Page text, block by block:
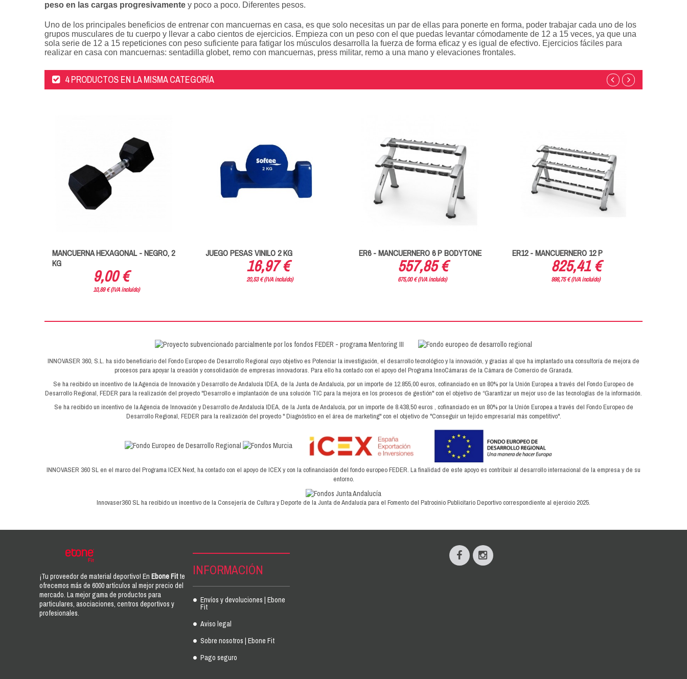
peso en las cargas progresivamente y poco a poco. Diferentes pesos.
Uno de los principales beneficios de entrenar con mancuernas en casa, es que solo necesitas un par de ellas para ponerte en forma, poder trabajar cada uno de los
grupos musculares de tu cuerpo y llevar a cabo cientos de ejercicios. Empieza con un peso con el que puedas levantar cómodamente de 12 a 15 veces, ya que una
sola serie de 12 a 15 repeticiones con peso suficiente para fatigar los músculos desarrolla la fuerza de forma eficaz y es igual de efectivo. Ejercicios fáciles para
realizar en casa con mancuernas: sentadilla globet, remo con mancuernas, press militar, remo a una mano y elevaciones frontales.
4 PRODUCTOS EN LA MISMA CATEGORÍA
MANCUERNA HEXAGONAL - NEGRO, 2
KG
9,00 €
10,89 € (IVA incluido)
JUEGO PESAS VINILO 2 KG
16,97 €
20,53 € (IVA incluido)
ER6 - MANCUERNERO 6 P BODYTONE
557,85 €
675,00 € (IVA incluido)
ER12 - MANCUERNERO 12 P
825,41 €
998,75 € (IVA incluido)
INNOVASER 360, S.L. ha sido beneficiario del Fondo Europeo de Desarrollo Regional cuyo objetivo es Potenciar la investigación, el desarrollo tecnológico y la innovación, y gracias al que ha implantado una consultoría de mejora de
procesos para apoyar la creación y consolidación de empresas innovadoras. Para ello ha contado con el apoyo del Programa InnoCámaras de la Cámara de Comercio de Granada.
Se ha recibido un incentivo de la Agencia de Innovación y Desarrollo de Andalucía IDEA, de la Junta de Andalucía, por un importe de 12.855,00 euros, cofinanciado en un 80% por la Unión Europea a través del Fondo Europeo de
Desarrollo Regional, FEDER para la realización del proyecto "Desarrollo e implantación de una solución TIC para la mejora en los procesos de gestión" con el objetivo de “Garantizar un mejor uso de las tecnologías de la información.
Se ha recibido un incentivo de la Agencia de Innovación y Desarrollo de Andalucía IDEA, de la Junta de Andalucía, por un importe de 8.438,50 euros , cofinanciado en un 80% por la Unión Europea a través del Fondo Europeo de
Desarrollo Regional, FEDER para la realización del proyecto " Diagnóstico en el área de marketing" con el objetivo de "Conseguir un tejido empresarial más competitivo".
INNOVASER 360 SL en el marco del Programa ICEX Next, ha contado con el apoyo de ICEX y con la cofinanciación del fondo europeo FEDER. La finalidad de este apoyo es contribuir al desarrollo internacional de la empresa y de su
entorno.
Innovaser360 SL ha recibido un incentivo de la Consejería de Cultura y Deporte de la Junta de Andalucía para el Fomento del Patrocinio Publicitario Deportivo correspondiente al ejercicio 2025.
¡Tu proveedor de material deportivo! En Ebone Fitte
ofrecemos más de 6000 artículos al mejor precio del
mercado. La mejor gama de productos para
particulares, asociaciones, centros deportivos y
profesionales.
INFORMACIÓN
Envíos y devoluciones | Ebone
Fit
Aviso legal
Sobre nosotros | Ebone Fit
Pago seguro